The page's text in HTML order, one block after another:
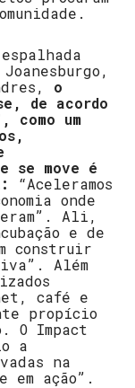
o
de acordo
como um
se move é
“Aceleramos
onde
Ali,
e de
construir
Além
café e
propício
O Impact
a
na
em ação”.